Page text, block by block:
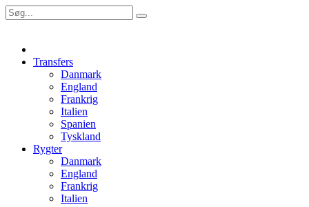
Transfers
Danmark
England
Frankrig
Italien
Spanien
Tyskland
Rygter
Danmark
England
Frankrig
Italien